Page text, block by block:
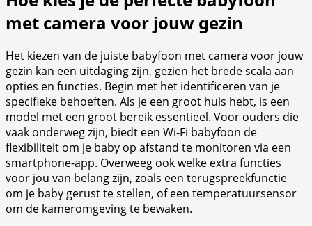
met camera voor jouw gezin
Het kiezen van de juiste babyfoon met camera voor jouw
gezin kan een uitdaging zijn, gezien het brede scala aan
opties en functies. Begin met het identificeren van je
specifieke behoeften. Als je een groot huis hebt, is een
model met een groot bereik essentieel. Voor ouders die
vaak onderweg zijn, biedt een Wi-Fi babyfoon de
flexibiliteit om je baby op afstand te monitoren via een
smartphone-app. Overweeg ook welke extra functies
voor jou van belang zijn, zoals een terugspreekfunctie
om je baby gerust te stellen, of een temperatuursensor
om de kameromgeving te bewaken.